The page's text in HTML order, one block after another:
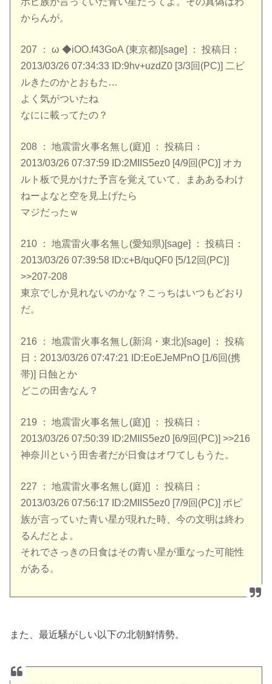
からんが。
207 ： ω ◆iOO.f43GoA (東京都)[sage] ： 投稿日：
2013/03/26 07:34:33 ID:9hv+uzdZ0 [3/3回(PC)] 二ビ
ルきたのかとおもた…
よく気がついたね
なにに載ってたの？
208 ： 地震雷火事名無し(庭)[] ： 投稿日：
2013/03/26 07:37:59 ID:2MIIS5ez0 [4/9回(PC)] オカ
ルト板で見かけた予言を覚えていて、まああるわけ
ねーよなと空を見上げたら
マジだったｗ
210 ： 地震雷火事名無し(愛知県)[sage] ： 投稿日：
2013/03/26 07:39:58 ID:c+B/quQF0 [5/12回(PC)]
>>207-208
東京でしか見れないのかな？こっちはいつもどおり
だ。
216 ： 地震雷火事名無し(新潟・東北)[sage] ： 投稿
日：2013/03/26 07:47:21 ID:EoEJeMPnO [1/6回(携
帯)] 日蝕とか
どこの田舎なん？
219 ： 地震雷火事名無し(庭)[] ： 投稿日：
2013/03/26 07:50:39 ID:2MIIS5ez0 [6/9回(PC)] >>216
神奈川という田舎者だが日食はオワてしもうた。
227 ： 地震雷火事名無し(庭)[] ： 投稿日：
2013/03/26 07:56:17 ID:2MIIS5ez0 [7/9回(PC)] ポピ
族が言っていた青い星が現れた時、今の文明は終わ
るんだとよ。
それでさっきの日食はその青い星が重なった可能性
がある。
また、最近騒がしい以下の北朝鮮情勢。